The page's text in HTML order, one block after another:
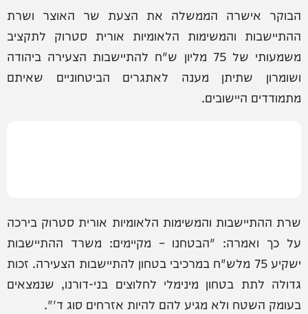
הבוקר אישרה הממשלה את הצעת שר האוצר ושרת
ההתיישבות והמשימות הלאומיות אורית סטרוק לתקציב
משמעותי של 75 מליון ש"ח להתיישבות הצעירה ביהודה
ושומרון שתיתן מענה לאתגרים הביטחוניים שאיתם
מתמודדים היישובים.
שרת ההתיישבות והמשימות הלאומיות אורית סטרוק בירכה
על כך ואמרה: "הבטחנו – מקיימים: משרד ההתיישבות
ישקיע 75 מלש"ח במרכיבי בטחון להתיישבות הצעירה. זכות
גדולה לתת בטחון מינימלי לחלוצים בני-דורנו, שנמצאים
בעומק השטח ולא מגיע להם להיות אזרחים סוג ד'".